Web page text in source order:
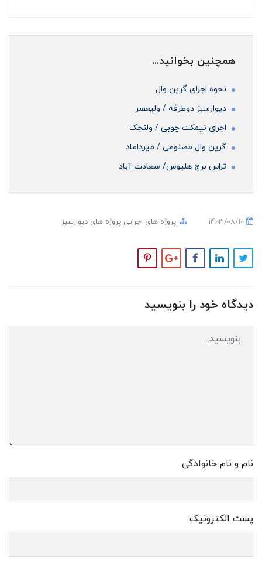
همچنین بخوانید...
نحوه اجرای گرین وال
دیوارسبز دوطرفه / ولیعصر
اجرای نیمکت چوبی / ولنجک
گرین وال مصنوعی / میرداماد
تراس برج‌ هلیوس/ سعادت‌ آباد
پروژه های اجرایی پروژه های دیوارسبز
دیدگاه خود را بنویسید
نام و نام خانوادگی
پست الکترونیک